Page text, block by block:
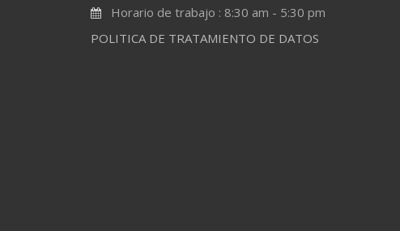
Horario de trabajo : 8:30 am - 5:30 pm
POLITICA DE TRATAMIENTO DE DATOS